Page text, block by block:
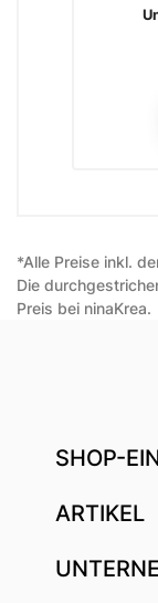
*Alle Preise inkl.
Die
Preis bei ninaKrea.
SHOP-
ARTIKEL